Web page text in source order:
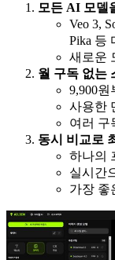
모든 AI 모델
Veo 3,
Pika 등
새로운
월 구독 없는
9,900원
사용한
여러 구
동시 비교로
하나의
실시간
가장 좋